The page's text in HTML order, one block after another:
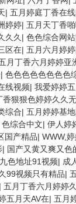
| 五月婷庭丁香在线
婷婷| 五月天丁香
久久 | 色色综合网站
区在| 五月六月婷婷
月丁香六月婷婷亚
| 色色色色色色色色
线视频| 我爱婷婷
香狠狠色婷婷久久
综合| 五月婷婷基地
色综合中文| 伊人婷
国产精品| WWW,
| 国产又黄又爽又色
九色地址91视频| 成
99视频只有精品|
| 五月丁香六月婷婷
五月天AV在| 五月